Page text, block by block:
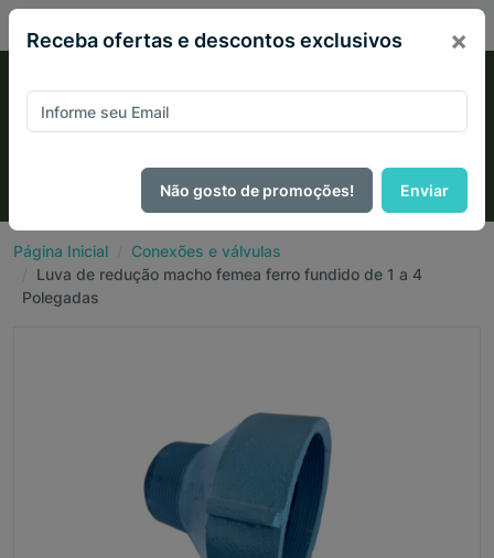
Página Inicial
Conexões e válvulas
Luva de redução macho femea ferro fundido de 1 a 4
Polegadas
Receba ofertas e descontos exclusivos ×
Não gosto de promoções! Enviar